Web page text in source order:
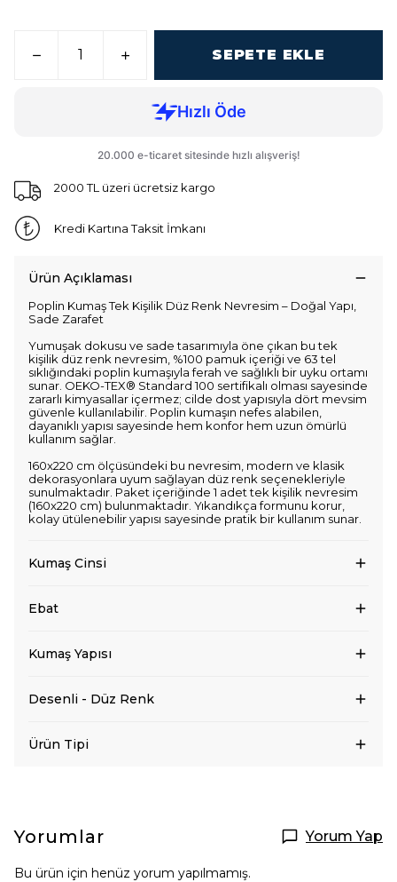
SEPETE EKLE
2000 TL üzeri ücretsiz kargo
Kredi Kartına Taksit İmkanı
Ürün Açıklaması
Poplin Kumaş Tek Kişilik Düz Renk Nevresim – Doğal Yapı,
Sade Zarafet
Yumuşak dokusu ve sade tasarımıyla öne çıkan bu tek
kişilik düz renk nevresim, %100 pamuk içeriği ve 63 tel
sıklığındaki poplin kumaşıyla ferah ve sağlıklı bir uyku ortamı
sunar. OEKO-TEX® Standard 100 sertifikalı olması sayesinde
zararlı kimyasallar içermez; cilde dost yapısıyla dört mevsim
güvenle kullanılabilir. Poplin kumaşın nefes alabilen,
dayanıklı yapısı sayesinde hem konfor hem uzun ömürlü
kullanım sağlar.
160x220 cm ölçüsündeki bu nevresim, modern ve klasik
dekorasyonlara uyum sağlayan düz renk seçenekleriyle
sunulmaktadır. Paket içeriğinde 1 adet tek kişilik nevresim
(160x220 cm) bulunmaktadır. Yıkandıkça formunu korur,
kolay ütülenebilir yapısı sayesinde pratik bir kullanım sunar.
Kumaş Cinsi
Ebat
Kumaş Yapısı
Desenli - Düz Renk
Ürün Tipi
Yorumlar Yorum Yap
Bu ürün için henüz yorum yapılmamış.